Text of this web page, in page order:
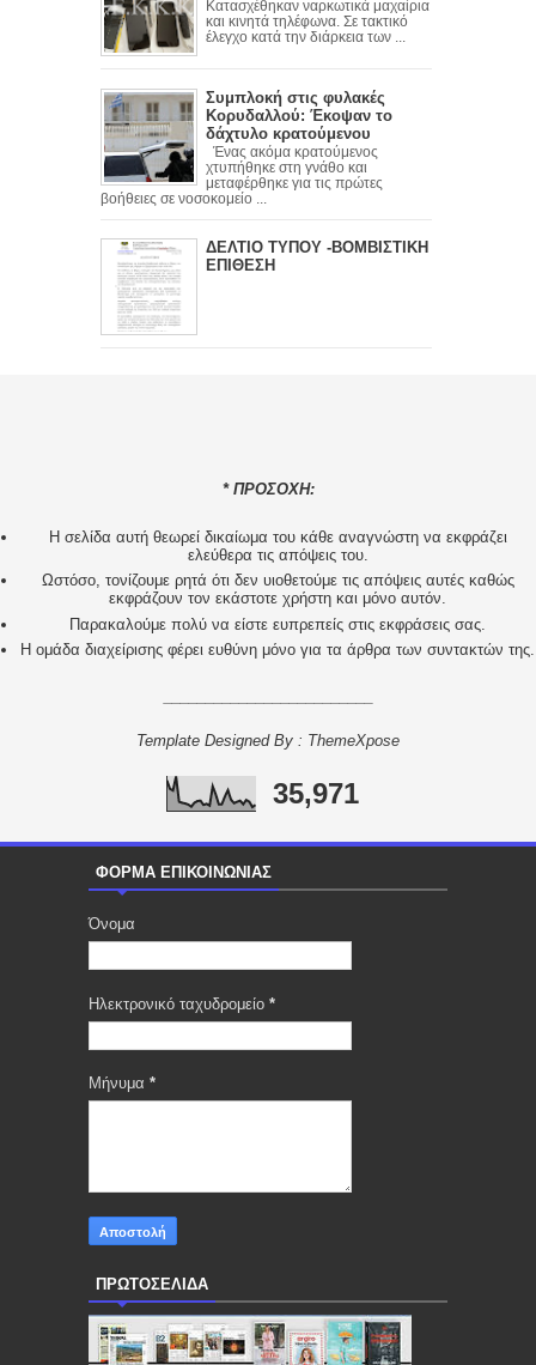
Κατασχέθηκαν ναρκωτικά μαχαίρια
και κινητά τηλέφωνα. Σε τακτικό
έλεγχο κατά την διάρκεια των ...
Συμπλοκή στις φυλακές
Κορυδαλλού: Έκοψαν το
δάχτυλο κρατούμενου
Ένας ακόμα κρατούμενος
χτυπήθηκε στη γνάθο και
μεταφέρθηκε για τις πρώτες
βοήθειες σε νοσοκομείο ...
ΔΕΛΤΙΟ ΤΥΠΟΥ -ΒΟΜΒΙΣΤΙΚΗ
ΕΠΙΘΕΣΗ
* ΠΡΟΣΟΧΗ:
H σελίδα αυτή θεωρεί δικαίωμα του κάθε αναγνώστη να εκφράζει
ελεύθερα τις απόψεις του.
Ωστόσο, τονίζουμε ρητά ότι δεν υιοθετούμε τις απόψεις αυτές καθώς
εκφράζουν τον εκάστοτε χρήστη και μόνο αυτόν.
Παρακαλούμε πολύ να είστε ευπρεπείς στις εκφράσεις σας.
Η ομάδα διαχείρισης φέρει ευθύνη μόνο για τα άρθρα των συντακτών της.
Template Designed By : ThemeXpose
35,971
ΦΟΡΜΑ ΕΠΙΚΟΙΝΩΝΙΑΣ
Όνομα
Ηλεκτρονικό ταχυδρομείο *
Μήνυμα *
ΠΡΩΤΟΣΕΛΙΔΑ